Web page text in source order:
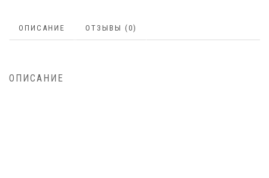
ОПИСАНИЕ ОТЗЫВЫ (0)
ОПИСАНИЕ